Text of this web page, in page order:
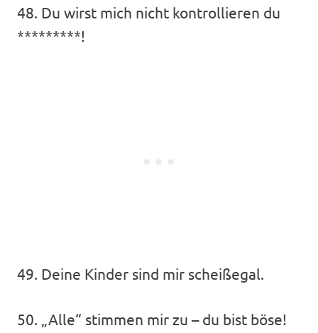
48. Du wirst mich nicht kontrollieren du
*********!
49. Deine Kinder sind mir scheißegal.
50. „Alle“ stimmen mir zu – du bist böse!